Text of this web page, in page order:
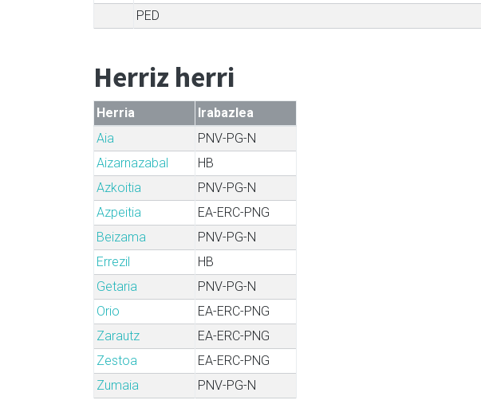
PED
Herriz herri
Herria
Irabazlea
Aia
PNV-PG-N
Aizarnazabal
HB
Azkoitia
PNV-PG-N
Azpeitia
EA-ERC-PNG
Beizama
PNV-PG-N
Errezil
HB
Getaria
PNV-PG-N
Orio
EA-ERC-PNG
Zarautz
EA-ERC-PNG
Zestoa
EA-ERC-PNG
Zumaia
PNV-PG-N